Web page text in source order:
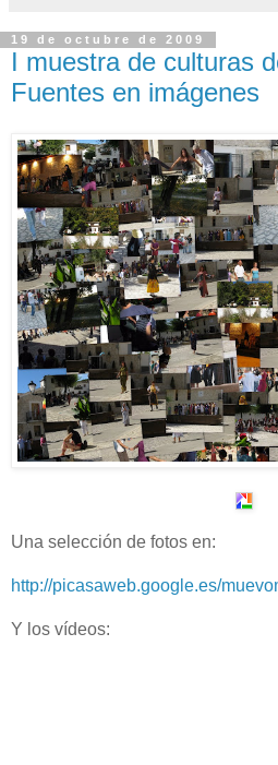
19 de octubre de 2009
I muestra de culturas
Fuentes en imágenes
Una selección de fotos en:
http://picasaweb.google.es/
Y los vídeos: